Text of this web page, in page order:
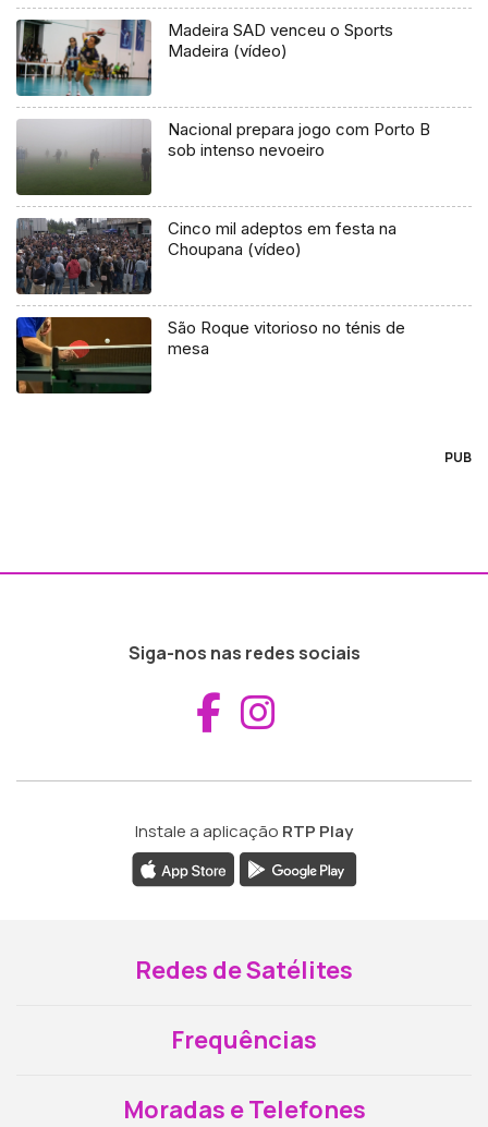
Madeira SAD venceu o Sports
Madeira (vídeo)
Nacional prepara jogo com Porto B
sob intenso nevoeiro
Cinco mil adeptos em festa na
Choupana (vídeo)
São Roque vitorioso no ténis de
mesa
PUB
Siga-nos nas redes sociais
Aceder ao
Instale a aplicação RTP Play
Redes de Satélites
Frequências
Moradas e Telefones